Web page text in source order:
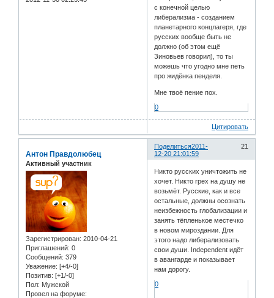
с конечной целью
либерализма - созданием
планетарного концлагеря, где
русских вообще быть не
должно (об этом ещё
Зиновьев говорил), то ты
можешь что угодно мне петь
про жидёнка пенделя.
Мне твоё пение пох.
0
Цитировать
Поделиться 21
2011-
12-20 21:01:59
Антон Правдолюбец
Активный участник
Зарегистрирован: 2010-04-21
Приглашений: 0
Сообщений: 379
Уважение: [+4/-0]
Позитив: [+1/-0]
Пол: Мужской
Провел на форуме:
Никто русских уничтожить не
хочет. Никто грех на душу не
возьмёт. Русские, как и все
остальные, должны осознать
неизбежность глобализации и
занять тёпленькое местечко
в новом мироздании. Для
этого надо либерализовать
свои души. Independent идёт
в авангарде и показывает
нам дорогу.
0